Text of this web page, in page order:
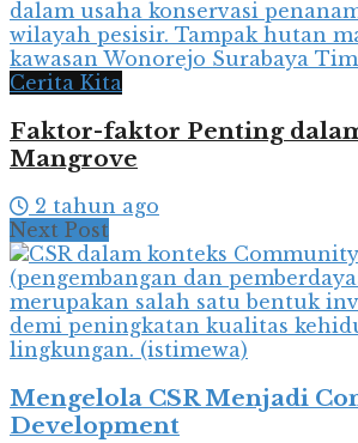
Cerita Kita
Faktor-faktor Penting
Mangrove
2 tahun ago
Next Post
Mengelola CSR Menjadi
Development